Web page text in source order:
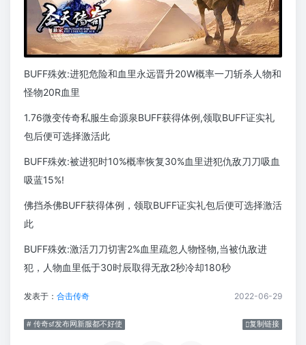
BUFF殊效:进犯危险和血里永远晋升20W概率一刀斩杀人物和
怪物20R血里
1.76微变传奇私服生命源泉BUFF获得体例,领取BUFF证实礼
包后便可选择激活此
BUFF殊效:被进犯时10%概率恢复30%血里进犯仇敌刀刀吸血
吸蓝15%!
佛挡杀佛BUFF获得体例，领取BUFF证实礼包后便可选择激活
此
BUFF殊效:激活刀刀切害2%血里疏忽人物怪物,当被仇敌进
犯，人物血里低于30时辰取得无敌2秒冷却180秒
发表于： 合击传奇 2022-06-29
# 传奇sf发布网新服都不好使 复制链接